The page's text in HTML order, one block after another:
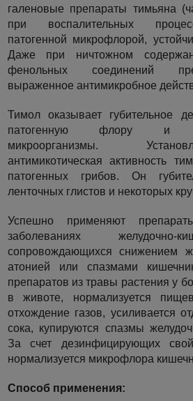
галеновые препараты тимьяна
при воспалительных
патогенной микрофлорой,
Даже при ничтожном
фенольных соединений
выраженное антимикробное
Тимол оказывает губительное
патогенную флору и
микроорганизмы.
антимикотическая активность
патогенных грибов. Он
ленточных глистов и некоторых
Успешно применяют
заболеваниях желудочно-
сопровождающихся снижением
атонией или спазмами
препаратов из травы растения у
в животе, нормализуется
отхождение газов, усиливается
сока, купируются спазмы
За счет дезинфицирующих
нормализуется микрофлора
Способ применения: